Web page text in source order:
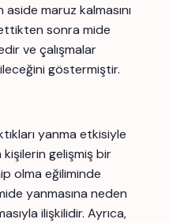
maruz kalmasını
sonra mide
ve çalışmalar
göstermiştir.
yanma etkisiyle
kişilerin gelişmiş bir
olma eğiliminde
yanmasına neden
ilişkilidir. Ayrıca,